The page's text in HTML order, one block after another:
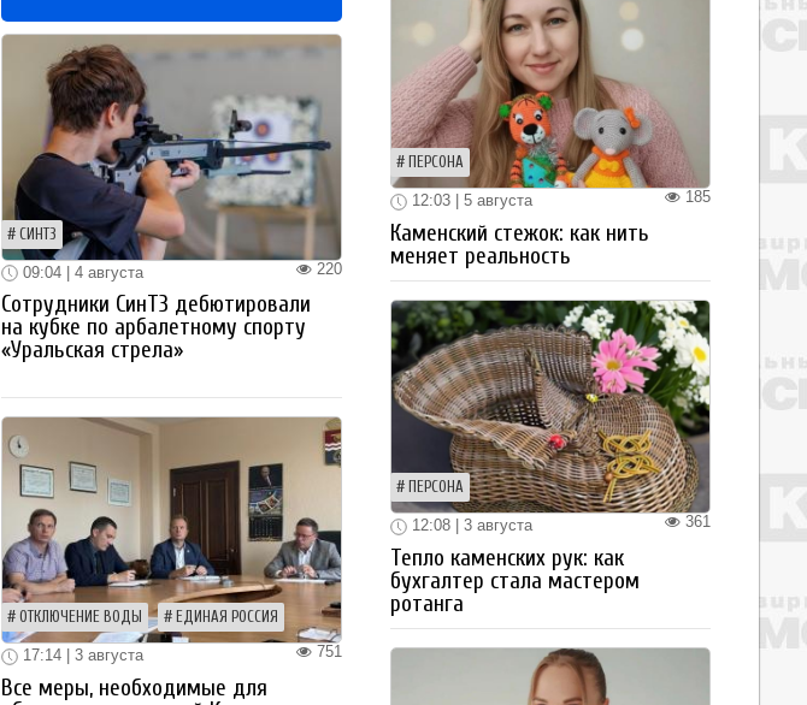
СИНТЗ
220
09:04 | 4 августа
Сотрудники СинТЗ дебютировали
на кубке по арбалетному спорту
«Уральская стрела»
ОТКЛЮЧЕНИЕ ВОДЫ ЕДИНАЯ РОССИЯ
751
17:14 | 3 августа
Все меры, необходимые для
ПЕРСОНА
185
12:03 | 5 августа
Каменский стежок: как нить
меняет реальность
ПЕРСОНА
361
12:08 | 3 августа
Тепло каменских рук: как
бухгалтер стала мастером
ротанга